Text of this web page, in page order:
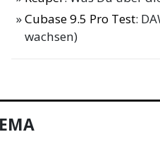
Cubase 9.5 Pro Test:
wachsen)